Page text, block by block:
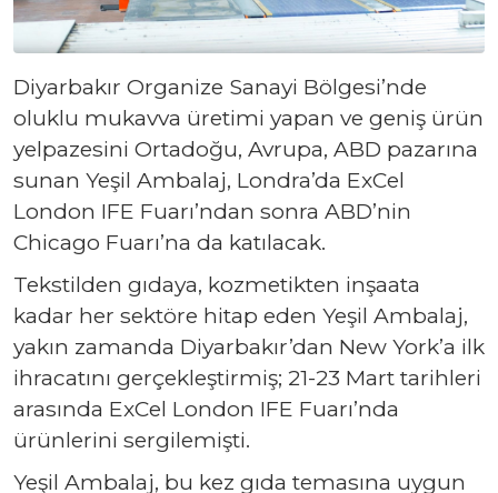
Diyarbakır Organize Sanayi Bölgesi’nde
oluklu mukavva üretimi yapan ve geniş ürün
yelpazesini Ortadoğu, Avrupa, ABD pazarına
sunan Yeşil Ambalaj, Londra’da ExCel
London IFE Fuarı’ndan sonra ABD’nin
Chicago Fuarı’na da katılacak.
Tekstilden gıdaya, kozmetikten inşaata
kadar her sektöre hitap eden Yeşil Ambalaj,
yakın zamanda Diyarbakır’dan New York’a ilk
ihracatını gerçekleştirmiş; 21-23 Mart tarihleri
arasında ExCel London IFE Fuarı’nda
ürünlerini sergilemişti.
Yeşil Ambalaj, bu kez gıda temasına uygun